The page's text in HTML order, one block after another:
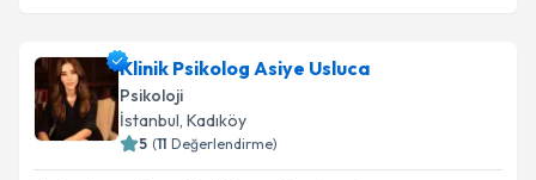
Klinik Psikolog Asiye Usluca
Psikoloji
İstanbul, Kadıköy
5 (11 Değerlendirme)